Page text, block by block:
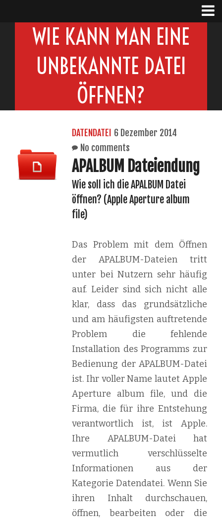
WIE KANN MAN EINE
UNBEKANNTE DATEI
ÖFFNEN?
DATENDATEI 6 Dezember 2014
No comments
APALBUM Dateiendung
Wie soll ich die APALBUM Datei
öffnen? (Apple Aperture album
file)
Das Problem mit dem Öffnen
der APALBUM-Dateien tritt
unter bei Nutzern sehr häufig
auf. Leider sind sich nicht alle
klar, dass das grundsätzliche
und am häufigsten auftretende
Problem die fehlende
Installation des Programms zur
Bedienung der APALBUM-Datei
ist. Ihr voller Name lautet Apple
Aperture album file, und die
Firma, die für ihre Entstehung
verantwortlich ist, ist Apple.
Ihre APALBUM-Datei hat
vermutlich verschlüsselte
Informationen aus der
Kategorie Datendatei. Wenn Sie
ihren Inhalt durchschauen,
öffnen, bearbeiten oder die